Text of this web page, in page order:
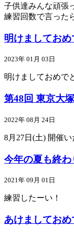
子供達みんな頑張
練習回数で言った
明けましておめ
2023年 01月 03日
明けましておめで
第48回 東京大
2022年 08月 24日
8月27日(土) 開催
今年の夏も終
2021年 09月 01日
練習したーい！
あけましてお